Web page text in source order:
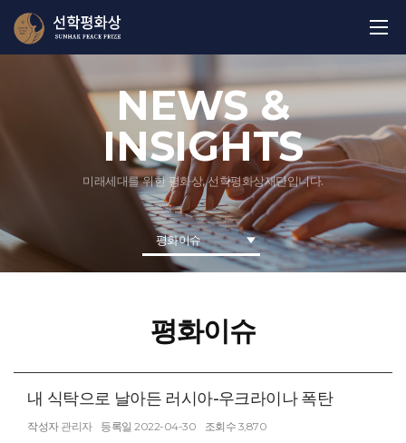
NEWS &
INSIGHTS
미래세대를 위한 평화상, 선학평화상재단입니다.
평화이슈
평화이슈
내 식탁으로 날아든 러시아-우크라이나 폭탄
작성자 관리자 등록일 2022-04-30 조회수 3,870